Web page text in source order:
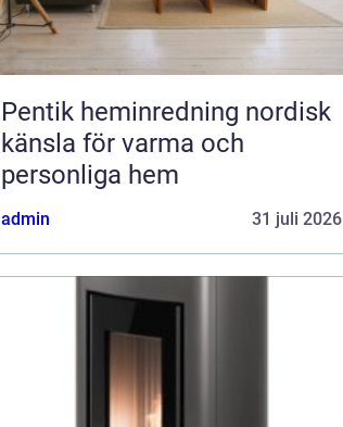
Pentik heminredning nordisk
känsla för varma och
personliga hem
admin 31 juli 2026